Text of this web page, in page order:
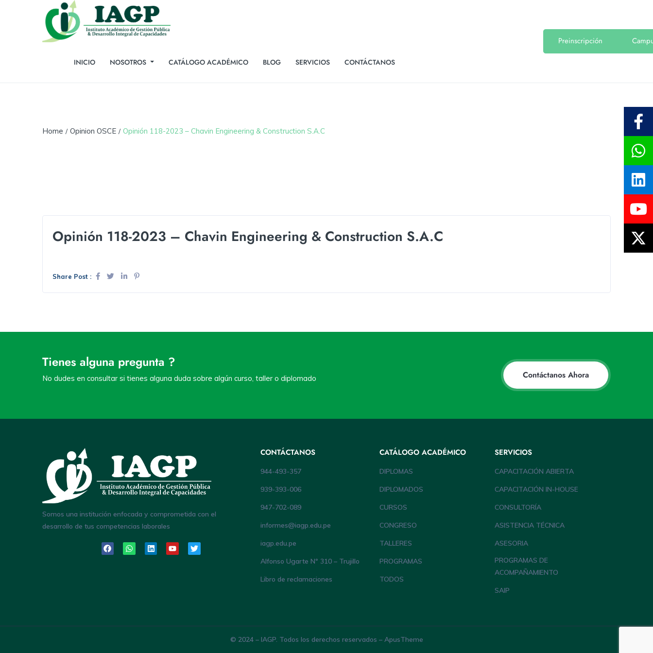
INICIO NOSOTROS CATÁLOGO ACADÉMICO BLOG SERVICIOS CONTÁCTANOS
Preinscripción
Home Opinion OSCE Opinión 118-2023 – Chavin Engineering & Construction S.A.C
Opinión 118-2023 – Chavin Engineering & Construction S.A.C
Share Post :
Tienes alguna pregunta ?
No dudes en consultar si tienes alguna duda sobre algún curso, taller o diplomado Contáctanos Ahora
Somos una institución enfocada y comprometida con el
desarrollo de tus competencias laborales
CONTÁCTANOS
944-493-357
939-393-006
947-702-089
informes@iagp.edu.pe
iagp.edu.pe
Alfonso Ugarte Nº 310 – Trujillo
Libro de reclamaciones
CATÁLOGO ACADÉMICO
DIPLOMAS
DIPLOMADOS
CURSOS
CONGRESO
TALLERES
PROGRAMAS
TODOS
SERVICIOS
CAPACITACIÓN ABIERTA
CAPACITACIÓN IN-HOUSE
CONSULTORÍA
ASISTENCIA TÉCNICA
ASESORIA
PROGRAMAS DE
ACOMPAÑAMIENTO
SAIP
© 2024 – IAGP. Todos los derechos reservados – ApusTheme